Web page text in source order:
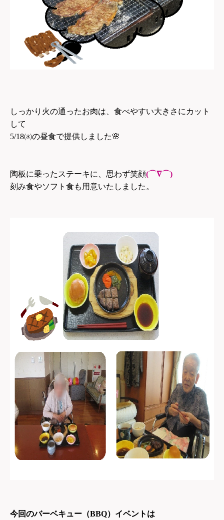
しっかり火の通ったお肉は、食べやすい大きさにカット
して
5/18㈬の昼食で提供しました🌸
陶板に乗ったステーキに、思わず笑顔(⌒∇⌒)
刻み食やソフト食も用意いたしました。
今回のバーベキュー（BBQ）イベントは